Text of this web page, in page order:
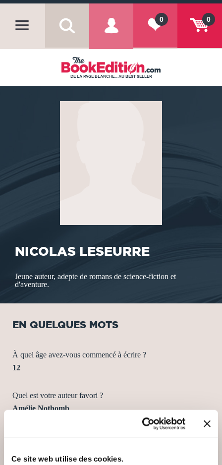
Ce site web utilise des cookies.
0
0
DE LA PAGE BLANCHE... AU BEST SELLER
NICOLAS LESEURRE
Jeune auteur, adepte de romans de science-fiction et
d'aventure.
EN QUELQUES MOTS
À quel âge avez-vous commencé à écrire ?
12
Quel est votre auteur favori ?
Amélie Nothomb
Quel est votre style littéraire préféré ?